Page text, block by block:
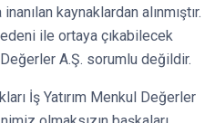
kaynaklardan alınmıştır.
ile ortaya çıkabilecek
A.Ş. sorumlu değildir.
İş Yatırım Menkul Değerler